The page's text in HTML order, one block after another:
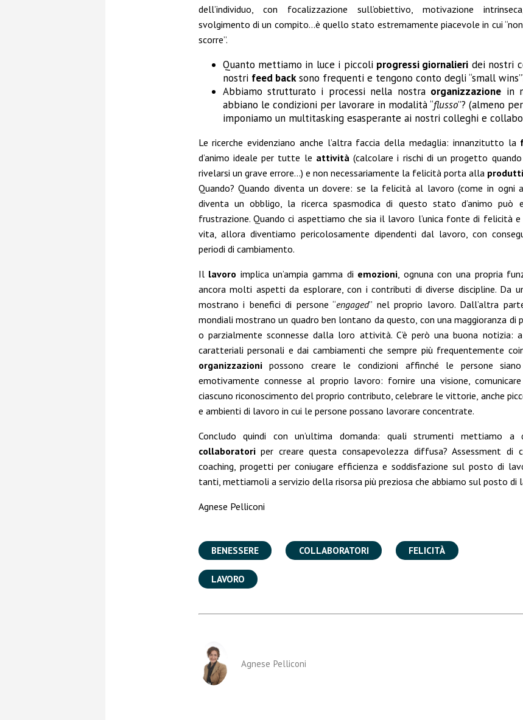
dell’individuo, con focalizzazione sull’obiettivo, motivazione
svolgimento di un compito…è quello stato estremamente piacevole in cui
scorre”.
Quanto mettiamo in luce i piccoli progressi giornalieri dei nostri
nostri feed backsono frequenti e tengono conto degli “small
Abbiamo strutturato i processi nella nostra organizzazione in
abbiano le condizioni per lavorare in modalità “flusso”? (almeno
imponiamo un multitasking esasperante ai nostri colleghi e
Le ricerche evidenziano anche l’altra faccia della medaglia: innanzitutto la
d’animo ideale per tutte le attività(calcolare i rischi di un progetto
rivelarsi un grave errore…) e non necessariamente la felicità porta alla
Quando? Quando diventa un dovere: se la felicità al lavoro (come in
diventa un obbligo, la ricerca spasmodica di questo stato d’animo può
frustrazione. Quando ci aspettiamo che sia il lavoro l’unica fonte di felicità
vita, allora diventiamo pericolosamente dipendenti dal lavoro, con
periodi di cambiamento.
Il lavoro implica un’ampia gamma di emozioni, ognuna con una propria
ancora molti aspetti da esplorare, con i contributi di diverse discipline. Da
mostrano i benefici di persone “engaged” nel proprio lavoro. Dall’altra
mondiali mostrano un quadro ben lontano da questo, con una maggioranza di
o parzialmente sconnesse dalla loro attività. C’è però una buona notizia:
caratteriali personali e dai cambiamenti che sempre più frequentemente
organizzazionipossono creare le condizioni affinché le persone
emotivamente connesse al proprio lavoro: fornire una visione,
ciascuno riconoscimento del proprio contributo, celebrare le vittorie, anche
e ambienti di lavoro in cui le persone possano lavorare concentrate.
Concludo quindi con un’ultima domanda: quali strumenti mettiamo a
collaboratoriper creare questa consapevolezza diffusa? Assessment di
coaching, progetti per coniugare efficienza e soddisfazione sul posto di
tanti, mettiamoli a servizio della risorsa più preziosa che abbiamo sul posto di
Agnese Pelliconi
BENESSERE COLLABORATORI FELICITÀ
LAVORO
Agnese Pelliconi